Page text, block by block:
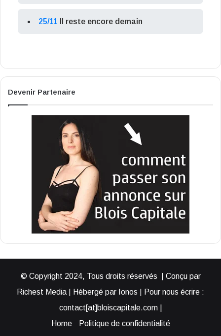
25/11 Il reste encore demain
Devenir Partenaire
© Copyright 2024, Tous droits réservés | Conçu par
Richest Media | Hébergé par Ionos | Pour nous écrire :
contact[at]bloiscapitale.com |
Home
Politique de confidentialité